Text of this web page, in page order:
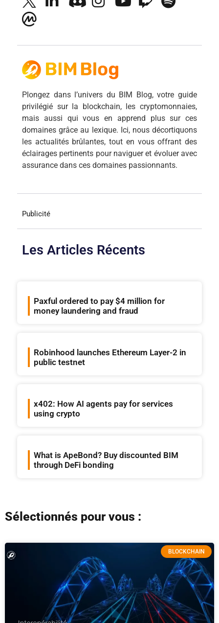
Plongez dans l’univers du BIM Blog, votre guide
privilégié sur la blockchain, les cryptomonnaies,
mais aussi qui vous en apprend plus sur ces
domaines grâce au lexique. Ici, nous décortiquons
les actualités brûlantes, tout en vous offrant des
éclairages pertinents pour naviguer et évoluer avec
assurance dans ces domaines passionnants.
Publicité
Les Articles Récents
Paxful ordered to pay $4 million for
money laundering and fraud
Robinhood launches Ethereum Layer-2 in
public testnet
x402: How AI agents pay for services
using crypto
What is ApeBond? Buy discounted BIM
through DeFi bonding
Sélectionnés pour vous :
BLOCKCHAIN